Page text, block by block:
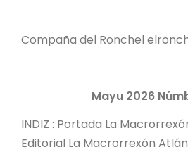
Compaña del Ronchel
Mayu 2026
INDIZ : Portada La
Editorial La Macrorrexón